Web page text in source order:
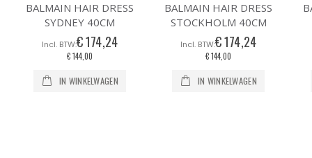
BALMAIN HAIR DRESS
SYDNEY 40CM
€ 174,24
€ 144,00
IN WINKELWAGEN
BALMAIN HAIR DRESS
STOCKHOLM 40CM
€ 174,24
€ 144,00
IN WINKELWAGEN